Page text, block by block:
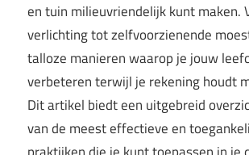
en tuin milieuvriendelijk kunt maken.
verlichting tot zelfvoorzienende
talloze manieren waarop je jouw
verbeteren terwijl je rekening houdt
Dit artikel biedt een uitgebreid
van de meest effectieve en